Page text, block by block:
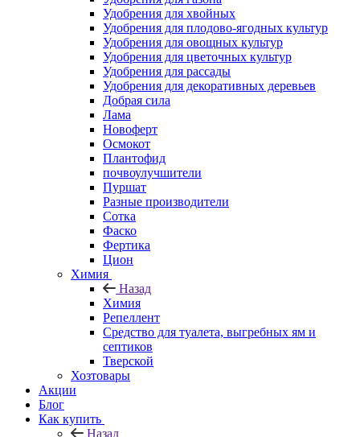
Удобрения для хвойных
Удобрения для плодово-ягодных культур
Удобрения для овощных культур
Удобрения для цветочных культур
Удобрения для рассады
Удобрения для декоративных деревьев
Добрая сила
Лама
Новоферт
Осмокот
Плантофид
почвоулучшители
Пуршат
Разные производители
Сотка
Фаско
Фертика
Цион
Химия
Назад
Химия
Репеллент
Средство для туалета, выгребных ям и
септиков
Тверской
Хозтовары
Акции
Блог
Как купить
Назад